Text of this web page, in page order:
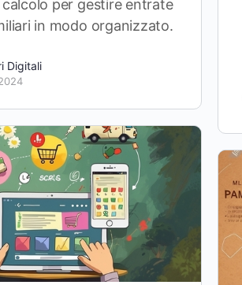
per gestire entrate
in modo organizzato.
Digitali